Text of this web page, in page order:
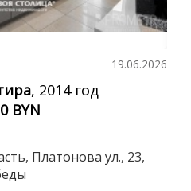
19.06.2026
, 2014 год
BYN
Платонова ул., 23,